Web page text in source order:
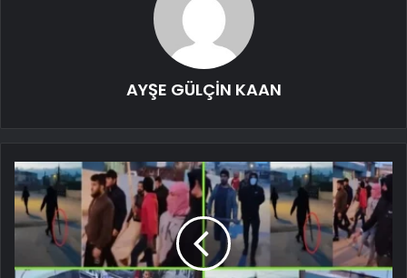
AYŞE GÜLÇİN KAAN